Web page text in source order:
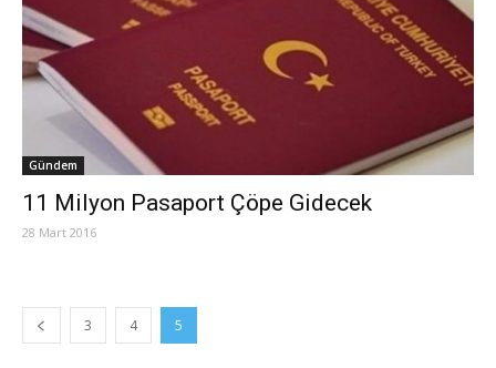
Gündem
11 Milyon Pasaport Çöpe Gidecek
28 Mart 2016
3 4 5